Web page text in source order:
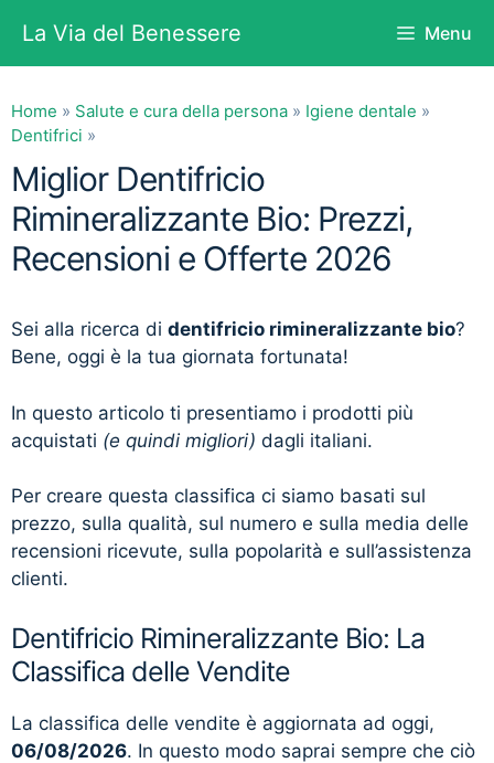
contenuto
La Via del Benessere Menu
Home » Salute e cura della persona » Igiene dentale »
Dentifrici »
Miglior Dentifricio
Rimineralizzante Bio: Prezzi,
Recensioni e Offerte 2026
Sei alla ricerca di dentifricio rimineralizzante bio?
Bene, oggi è la tua giornata fortunata!
In questo articolo ti presentiamo i prodotti più
acquistati (e quindi migliori) dagli italiani.
Per creare questa classifica ci siamo basati sul
prezzo, sulla qualità, sul numero e sulla media delle
recensioni ricevute, sulla popolarità e sull’assistenza
clienti.
Dentifricio Rimineralizzante Bio: La
Classifica delle Vendite
La classifica delle vendite è aggiornata ad oggi,
06/08/2026. In questo modo saprai sempre che ciò